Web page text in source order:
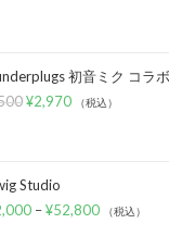
初音ミク コラ
¥2,970 （税込）
Studio
–¥52,800 （税込）